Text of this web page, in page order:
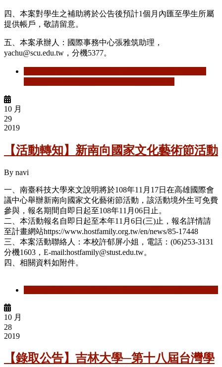
四、本案對學生之補助將於公告後預計1個月內匯至學生所屬
提供帳戶，敬請留意。
五、本案承辦人：國際事務中心張雅筑助理，
yachu@scu.edu.tw，分機5377。
10 月
29
2019
【活動轉知】新南向國家文化藝術節活動
By navi
一、南臺科技大學來文說明將於108年11月17日在高雄國際會
議中心舉辦新南向國家文化藝術節活動，該活動境外生可免費
參與，報名期間自即日起至108年11月06日止。
二、本活動報名自即日起至本年11月6日(三)止，報名詳情請
至計畫網站https://www.hostfamily.org.tw/en/news/85-17448
三、本案活動聯絡人：本校許郁屏小姐，電話：(06)253-3131
分機1603，E-mail:hostfamily@stust.edu.tw。
四、相關資料如附件。
10 月
28
2019
【錄取公告】吉林大學─第十八屆台灣學